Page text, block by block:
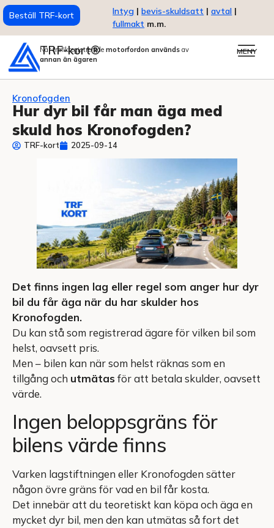
Beställ TRF-kort Intyg | bevis-skuldsatt | avtal |
fullmakt m.m.
TRF-kort®
När trafikregistrerade motorfordon används av
annan än ägaren
MENY
Kronofogden
Hur dyr bil får man äga med
skuld hos Kronofogden?
TRF-kort 2025-09-14
Det finns ingen lag eller regel som anger hur dyr
bil du får äga när du har skulder hos
Kronofogden.
Du kan stå som registrerad ägare för vilken bil som
helst, oavsett pris.
Men – bilen kan när som helst räknas som en
tillgång och utmätas för att betala skulder, oavsett
värde.
Ingen beloppsgräns för
bilens värde finns
Varken lagstiftningen eller Kronofogden sätter
någon övre gräns för vad en bil får kosta.
Det innebär att du teoretiskt kan köpa och äga en
mycket dyr bil, men den kan utmätas så fort det